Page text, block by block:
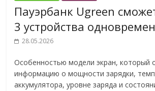
Пауэрбанк Ugreen
3 устройства
28.05.2026
Особенностью модели экран, который
информацию о мощности зарядки,
аккумулятора, уровне заряда и